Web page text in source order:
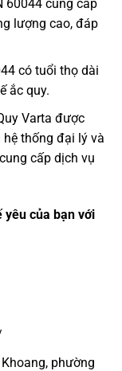
60044 cung cấp
lượng cao, đáp
có tuổi thọ dài
ắc quy.
Varta được
thống đại lý và
cấp dịch vụ
yêu của bạn với
phường